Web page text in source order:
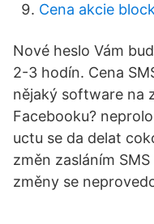
Cena akcie
Nové heslo Vám
2-3 hodín. Cena
nějaký software na
Facebooku?
uctu se da delat
změn zasláním
změny se